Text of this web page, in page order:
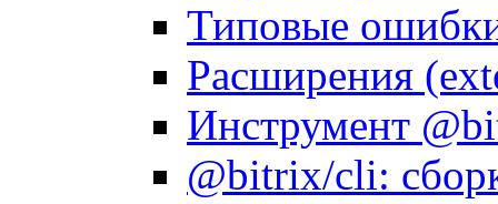
Типовые
Расширения
Инструмент
@bitrix/cli: